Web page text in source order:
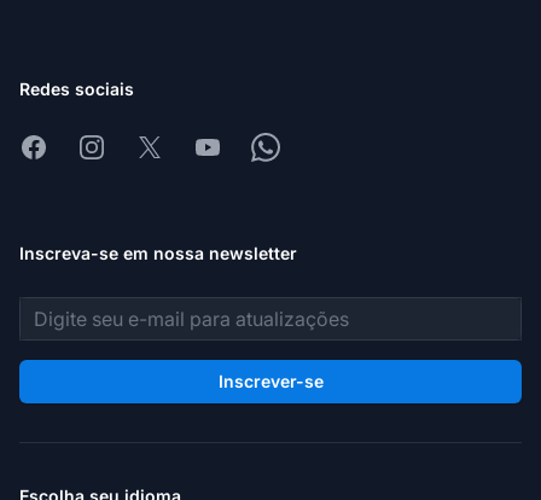
Redes sociais
FacebookInstagram
X YoutubeWhatsapp
Inscreva-se em nossa newsletter
Endereço de e-mail
Inscrever-se
Escolha seu idioma